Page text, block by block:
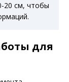
20 см, чтобы
для